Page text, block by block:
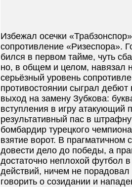
Избежал осечки
сопротивление «Ризеспора».
бился в первом тайме, чуть
но, в общем и целом, навязал
серьёзный уровень
противостоянии сыграл дебют
выход на замену Зубкова:
вступления в игру атакующий
результативный пас в
бомбардир турецкого
взятие ворот. В прагматичном
довести дело до победы, а
достаточно неплохой футбол
действий, ничем не
говорить о созидании и